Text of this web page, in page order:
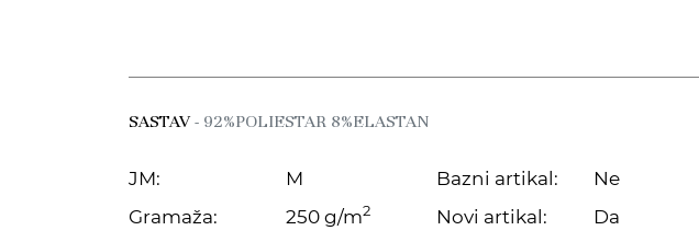
SASTAV- 92%POLIESTAR 8%ELASTAN
JM:
M
Gramaža:
250 g/m2
Bazni artikal:
Ne
Novi artikal:
Da